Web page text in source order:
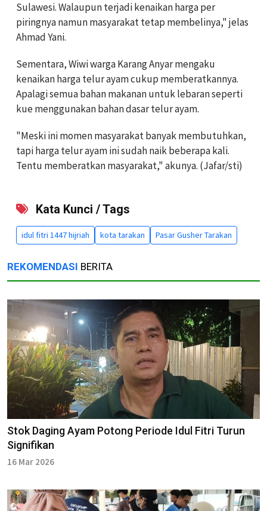
Sulawesi. Walaupun terjadi kenaikan harga per
piringnya namun masyarakat tetap membelinya," jelas
Ahmad Yani.
Sementara, Wiwi warga Karang Anyar mengaku
kenaikan harga telur ayam cukup memberatkannya.
Apalagi semua bahan makanan untuk lebaran seperti
kue menggunakan bahan dasar telur ayam.
"Meski ini momen masyarakat banyak membutuhkan,
tapi harga telur ayam ini sudah naik beberapa kali.
Tentu memberatkan masyarakat," akunya. (Jafar/sti)
Kata Kunci / Tags
idul fitri 1447 hijriah kota tarakan Pasar Gusher Tarakan
REKOMENDASI BERITA
Stok Daging Ayam Potong Periode Idul Fitri Turun
Signifikan
16 Mar 2026